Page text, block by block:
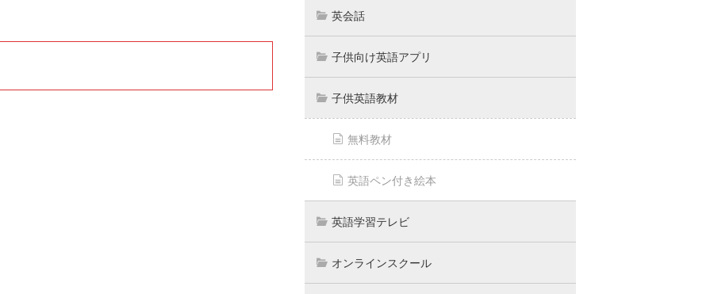
英会話
子供向け英語アプリ
子供英語教材
無料教材
英語ペン付き絵本
英語学習テレビ
オンラインスクール